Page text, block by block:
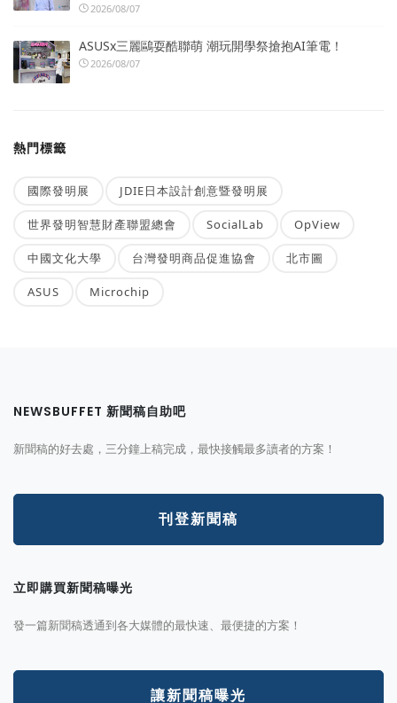
2026/08/07
ASUSx三麗鷗耍酷聯萌 潮玩開學祭搶抱AI筆電！
2026/08/07
熱門標籤
國際發明展 JDIE日本設計創意暨發明展
世界發明智慧財產聯盟總會 SocialLab OpView
中國文化大學 台灣發明商品促進協會 北市圖
ASUS Microchip
NEWSBUFFET 新聞稿自助吧
新聞稿的好去處，三分鐘上稿完成，最快接觸最多讀者的方案！
刊登新聞稿
立即購買新聞稿曝光
發一篇新聞稿透通到各大媒體的最快速、最便捷的方案！
讓新聞稿曝光